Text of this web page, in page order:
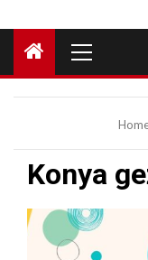
Menu
Konya